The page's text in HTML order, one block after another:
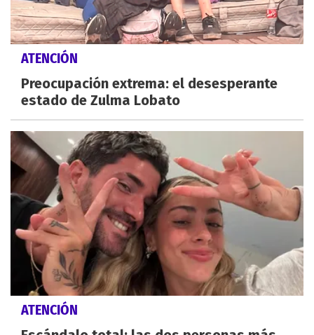
ATENCIÓN
Preocupación extrema: el desesperante
estado de Zulma Lobato
ATENCIÓN